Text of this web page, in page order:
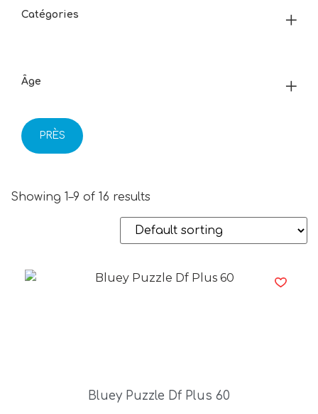
Catégories
Âge
PRÈS
Showing 1–9 of 16 results
Bluey Puzzle Df Plus 60